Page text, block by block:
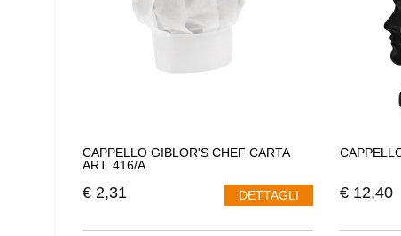
CAPPELLO GIBLOR'S CHEF CARTA
ART. 416/A
€ 2,31 DETTAGLI € 12,40